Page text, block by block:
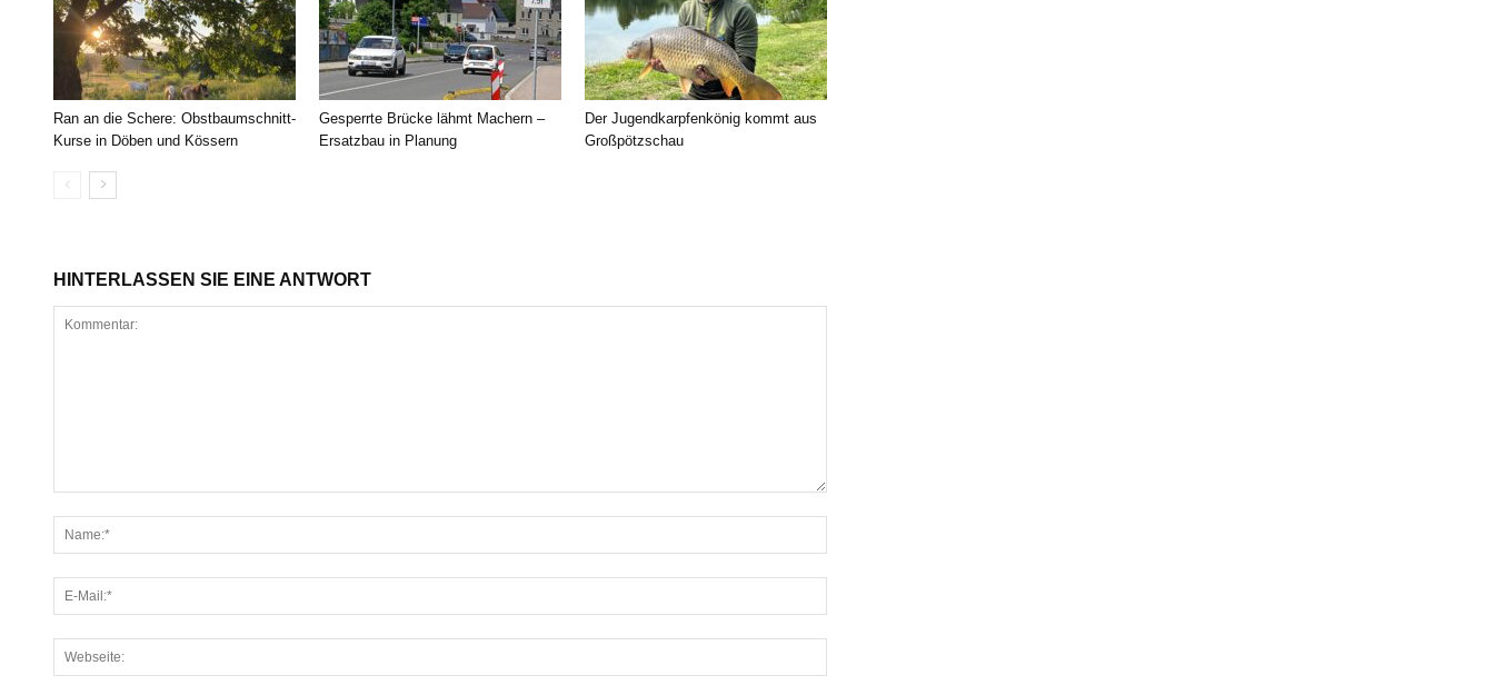
Ran an die Schere: Obstbaumschnitt-
Kurse in Döben und Kössern
Gesperrte Brücke lähmt Machern –
Ersatzbau in Planung
Der Jugendkarpfenkönig kommt aus
Großpötzschau
HINTERLASSEN SIE EINE ANTWORT